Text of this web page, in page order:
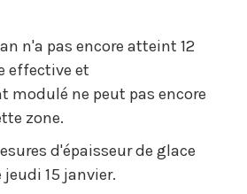
n'a pas encore atteint 12
effective et
modulé ne peut pas encore
zone.
d'épaisseur de glace
15 janvier.